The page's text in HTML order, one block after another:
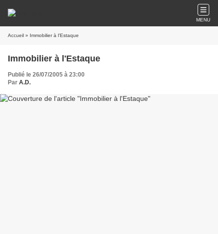
MENU
Accueil » Immobilier à l'Estaque
Immobilier à l'Estaque
Publié le 26/07/2005 à 23:00
Par A.D.